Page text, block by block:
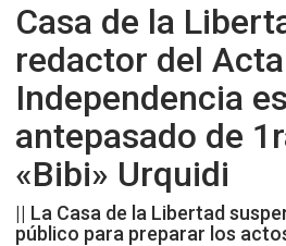
Casa de la
redactor del
Independencia es
antepasado de
«Bibi» Urquidi
|| La Casa de la Libertad
público para preparar los